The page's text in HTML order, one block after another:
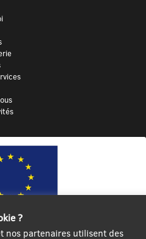
?
nos partenaires utilisent des